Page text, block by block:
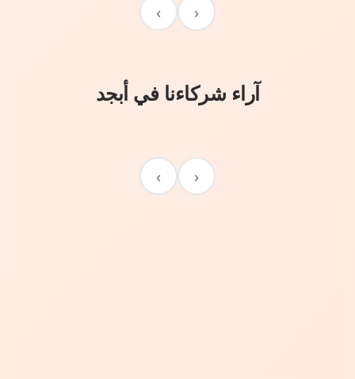
‹
›
آراء شركاءنا في أبجد
‹
›